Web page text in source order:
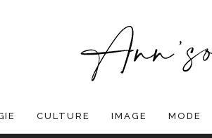
CULTURE IMAGE MODE